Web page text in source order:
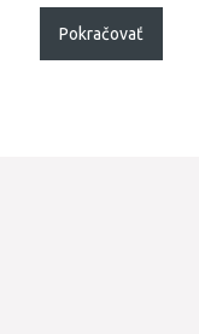
Pokračovať